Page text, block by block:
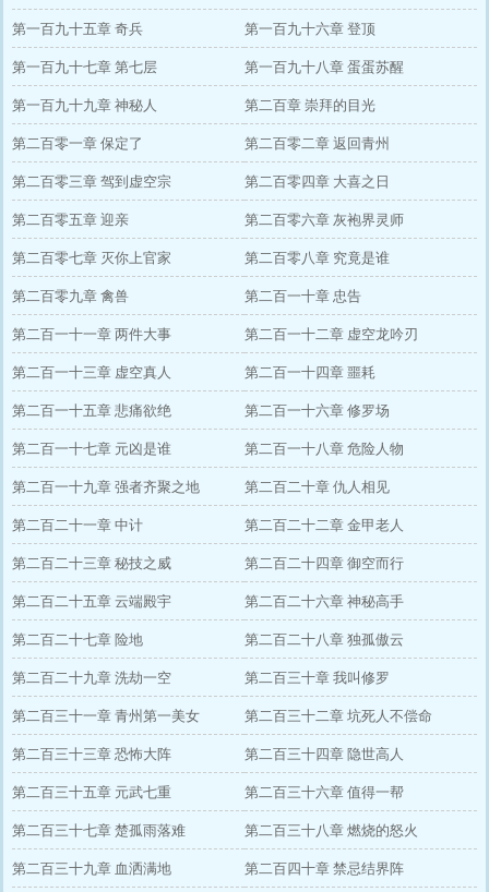
第一百九十五章 奇兵 第一百九十六章 登顶
第一百九十七章 第七层 第一百九十八章 蛋蛋苏醒
第一百九十九章 神秘人 第二百章 崇拜的目光
第二百零一章 保定了 第二百零二章 返回青州
第二百零三章 驾到虚空宗 第二百零四章 大喜之日
第二百零五章 迎亲 第二百零六章 灰袍界灵师
第二百零七章 灭你上官家 第二百零八章 究竟是谁
第二百零九章 禽兽 第二百一十章 忠告
第二百一十一章 两件大事 第二百一十二章 虚空龙吟刃
第二百一十三章 虚空真人 第二百一十四章 噩耗
第二百一十五章 悲痛欲绝 第二百一十六章 修罗场
第二百一十七章 元凶是谁 第二百一十八章 危险人物
第二百一十九章 强者齐聚之地 第二百二十章 仇人相见
第二百二十一章 中计 第二百二十二章 金甲老人
第二百二十三章 秘技之威 第二百二十四章 御空而行
第二百二十五章 云端殿宇 第二百二十六章 神秘高手
第二百二十七章 险地 第二百二十八章 独孤傲云
第二百二十九章 洗劫一空 第二百三十章 我叫修罗
第二百三十一章 青州第一美女 第二百三十二章 坑死人不偿命
第二百三十三章 恐怖大阵 第二百三十四章 隐世高人
第二百三十五章 元武七重 第二百三十六章 值得一帮
第二百三十七章 楚孤雨落难 第二百三十八章 燃烧的怒火
第二百三十九章 血洒满地 第二百四十章 禁忌结界阵